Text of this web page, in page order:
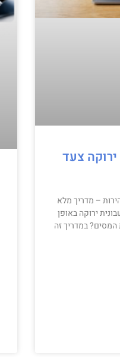
צעד
– מדריך מלא
ירוקה באופן
המסים? במדריך זה